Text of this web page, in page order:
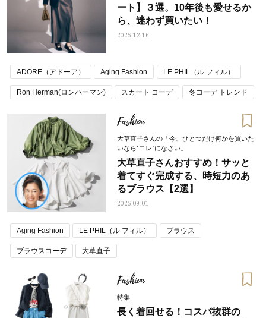
ート】３選。10年後も愛せるか
ら、迷わず買いたい！
2025.12.16
ADORE（アドーア） Aging Fashion LE PHIL（ル フィル）
Ron Herman(ロンハーマン) スカート コーデ 冬コーデ トレンド
Fashion
大草直子さんの「今、ひとつだけ何かを買いた
いなら“コレ”になさい」
大草直子さんおすすめ！サッと
着てすぐ完成する、時短力のあ
るブラウス【2選】
2025.09.01
Aging Fashion LE PHIL（ル フィル） ブラウス
ブラウスコーデ 大草直子
Fashion
特集
長く着回せる！コスパ抜群の